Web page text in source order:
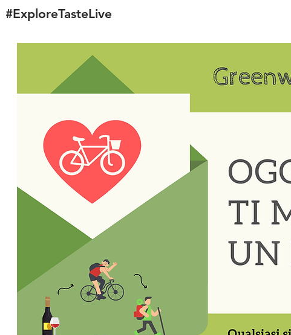
#ExploreTasteLive